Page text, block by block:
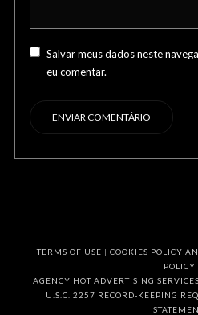
Salvar meus dados neste
eu comentar.
TERMS OF USE | COOKIES POLICY
POLICY
AGENCY HOT ADVERTISING
U.S.C. 2257 RECORD-KEEPING